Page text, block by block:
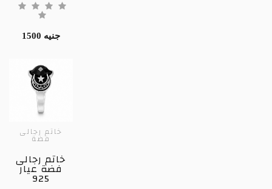
1500 جنيه
خاتم رجالى
فضة
خاتم رجالى
فضة عيار
925